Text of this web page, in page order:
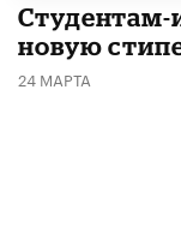
Студентам-
новую
24 МАРТА